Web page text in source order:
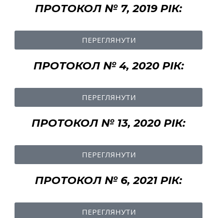
ПРОТОКОЛ № 7, 2019 РІК:
ПЕРЕГЛЯНУТИ
ПРОТОКОЛ № 4, 2020 РІК:
ПЕРЕГЛЯНУТИ
ПРОТОКОЛ № 13, 2020 РІК:
ПЕРЕГЛЯНУТИ
ПРОТОКОЛ № 6, 2021 РІК:
ПЕРЕГЛЯНУТИ